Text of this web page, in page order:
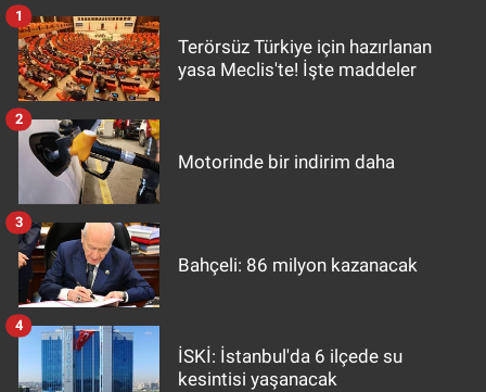
Terörsüz Türkiye için hazırlanan
yasa Meclis'te! İşte maddeler
1
Motorinde bir indirim daha
2
Bahçeli: 86 milyon kazanacak
3
İSKİ: İstanbul'da 6 ilçede su
kesintisi yaşanacak
4